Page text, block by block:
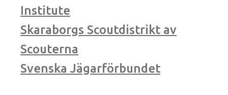
Institute
Skaraborgs Scoutdistrikt av
Scouterna
Svenska Jägarförbundet